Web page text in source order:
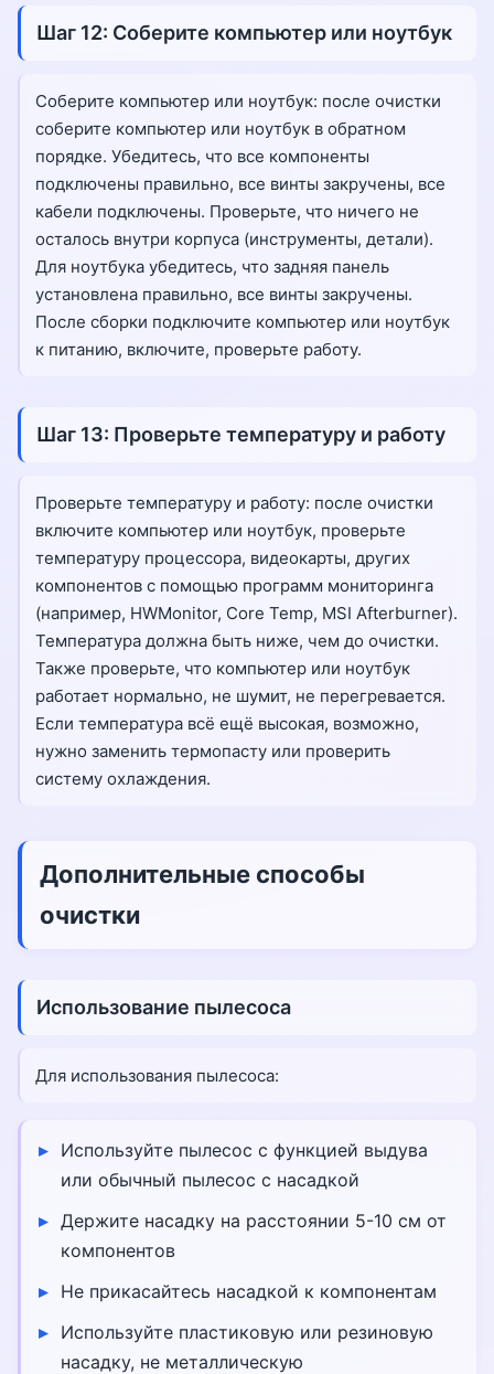
Шаг 12: Соберите компьютер или ноутбук
Соберите компьютер или ноутбук: после очистки
соберите компьютер или ноутбук в обратном
порядке. Убедитесь, что все компоненты
подключены правильно, все винты закручены, все
кабели подключены. Проверьте, что ничего не
осталось внутри корпуса (инструменты, детали).
Для ноутбука убедитесь, что задняя панель
установлена правильно, все винты закручены.
После сборки подключите компьютер или ноутбук
к питанию, включите, проверьте работу.
Шаг 13: Проверьте температуру и работу
Проверьте температуру и работу: после очистки
включите компьютер или ноутбук, проверьте
температуру процессора, видеокарты, других
компонентов с помощью программ мониторинга
(например, HWMonitor, Core Temp, MSI Afterburner).
Температура должна быть ниже, чем до очистки.
Также проверьте, что компьютер или ноутбук
работает нормально, не шумит, не перегревается.
Если температура всё ещё высокая, возможно,
нужно заменить термопасту или проверить
систему охлаждения.
Дополнительные способы
очистки
Использование пылесоса
Для использования пылесоса:
Используйте пылесос с функцией выдува
или обычный пылесос с насадкой
Держите насадку на расстоянии 5-10 см от
компонентов
Не прикасайтесь насадкой к компонентам
Используйте пластиковую или резиновую
насадку, не металлическую